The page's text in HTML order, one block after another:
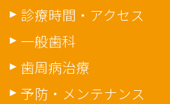
診療時間・アクセス
一般歯科
歯周病治療
予防・メンテナンス